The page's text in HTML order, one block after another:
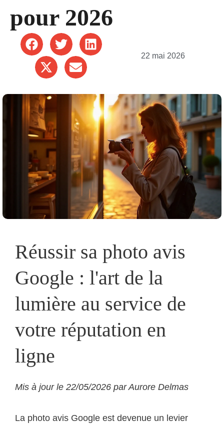
pour 2026
22 mai 2026
Réussir sa photo avis
Google : l'art de la
lumière au service de
votre réputation en
ligne
Mis à jour le 22/05/2026 par Aurore Delmas
La photo avis Google est devenue un levier